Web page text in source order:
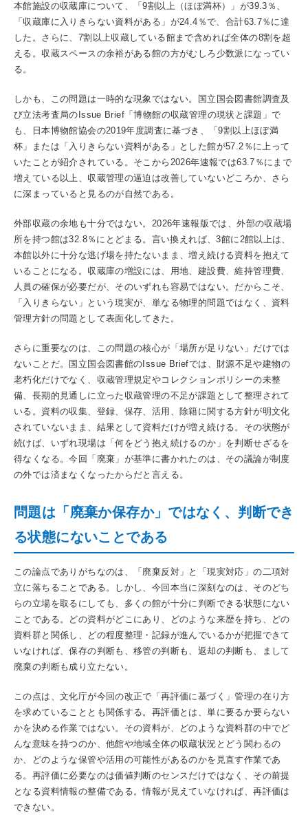
本館施設の収蔵庫について、「9割以上（ほぼ満杯）」が39.3％、
「収蔵庫に入りきらない資料がある」が24.4％で、合計63.7％に達
した。さらに、7割以上収蔵している館まで含めれば全体の8割を超
える。収蔵スペースの余裕がある館の方がむしろ少数派になってい
る。
しかも、この問題は一時的な現象ではない。国立国会図書館調査及
び立法考査局のIssue Brief「博物館の収蔵管理の現状と課題」で
も、日本博物館協会の2019年度調査に基づき、「9割以上ほぼ満
杯」または「入りきらない資料がある」とした館が57.2％に上って
いたことが紹介されている。そこから2026年速報では63.7％にまで
増えている以上、収蔵管理の逼迫は改善していないどころか、さら
に深まっていると見るのが自然である。
外部収蔵の余地も十分ではない。2026年速報版では、外部の収蔵場
所を持つ館は32.8％にとどまる。言い換えれば、3館に2館以上は、
本館以外に十分な逃げ場を持たないまま、増え続ける資料を抱えて
いることになる。収蔵庫の増設には、用地、建設費、維持管理費、
人員の確保が必要だが、そのいずれも容易ではない。だからこそ、
「入りきらない」という現実が、単なる物理的問題ではなく、資料
管理方針の問題として表面化してきた。
さらに重要なのは、この問題の核心が「場所が足りない」だけでは
ないことだ。国立国会図書館のIssue Briefでは、財源不足や建物の
老朽化だけでなく、収蔵管理規定やコレクションポリシーの未整
備、長期的見通しに立った収蔵管理の不足が課題として整理されて
いる。資料の収集、登録、保存、活用、除籍に関する方針が明文化
されていないまま、結果として資料だけが増え続ける。その状態が
続けば、いずれ現場は「何をどう抱え続けるのか」を判断せざるを
得なくなる。今回「廃棄」が基準に書かれたのは、その議論が制度
の外では済まなくなったからだと言える。
問題は「廃棄か保存か」ではなく、判断でき
る状態にないことである
この論点でありがちなのは、「廃棄反対」と「現実対応」の二項対
立に落ちることである。しかし、今回本当に深刻なのは、そのどち
らの立場を取るにしても、多くの館が十分に判断できる状態にない
ことである。どの資料がどこにあり、どのような来歴を持ち、どの
資料群と関係し、どの程度整理・記録が進んでいるかが把握できて
いなければ、保存の判断も、移管の判断も、返却の判断も、まして
廃棄の判断も成り立たない。
この点は、文化庁が今回の改正で「再評価に基づく」管理の在り方
を求めていることとも関係する。再評価とは、単に要るか要らない
かを決める作業ではない。その資料が、どのような資料群の中でど
んな意味を持つのか、他館や地域全体の収蔵状況とどう関わるの
か、どのような保管や活用の可能性があるのかを見直す作業であ
る。再評価に必要なのは価値判断のセンスだけではなく、その前提
となる資料情報の整備である。情報が見えていなければ、再評価は
できない。